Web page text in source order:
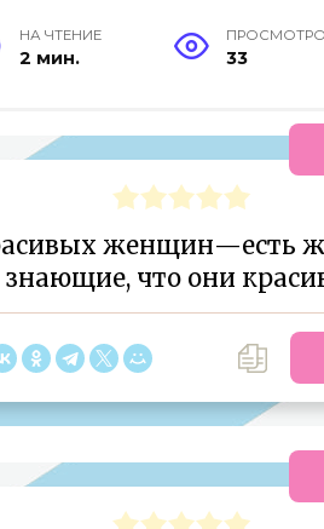
НА ЧТЕНИЕ
2 мин. 33
женщин—есть
знающие, что они